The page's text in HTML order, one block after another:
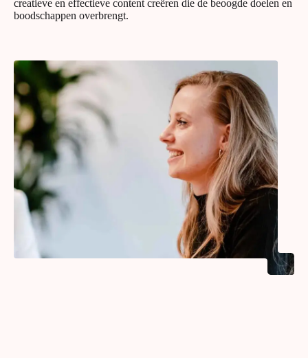
creatieve en effectieve content creëren die de beoogde doelen en
boodschappen overbrengt.